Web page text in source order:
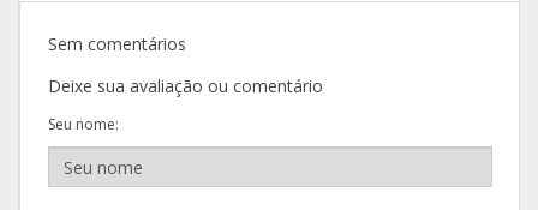
Sem comentários
Deixe sua avaliação ou comentário
Seu nome: